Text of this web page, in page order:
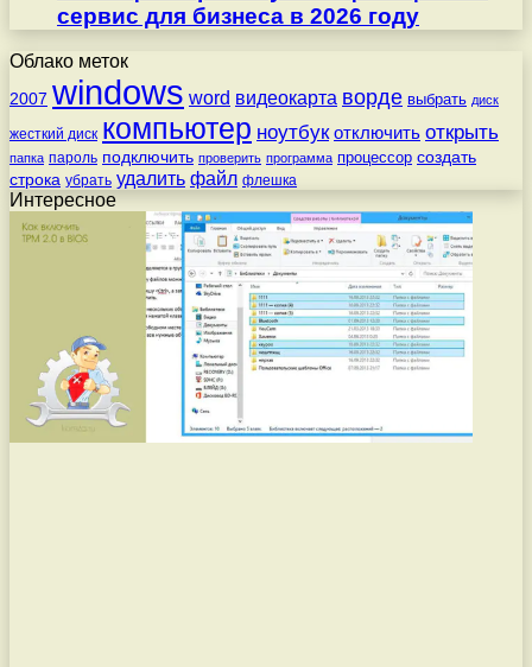
сервис для бизнеса в 2026 году
Облако меток
2007 windows word видеокарта ворде выбрать диск
жесткий диск компьютер ноутбук отключить открыть
папка пароль подключить проверить программа процессор создать
строка убрать удалить файл флешка
Интересное